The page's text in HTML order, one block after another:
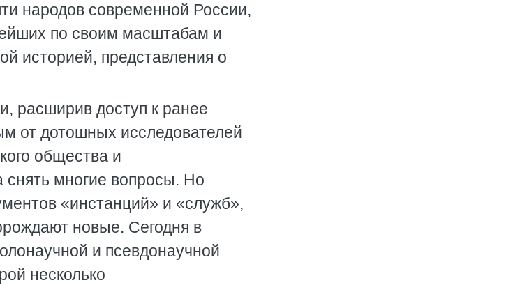
народов современной России,
по своим масштабам и
историей, представления о
расширив доступ к ранее
от дотошных исследователей
общества и
многие вопросы. Но
«инстанций» и «служб»,
новые. Сегодня в
и псевдонаучной
несколько